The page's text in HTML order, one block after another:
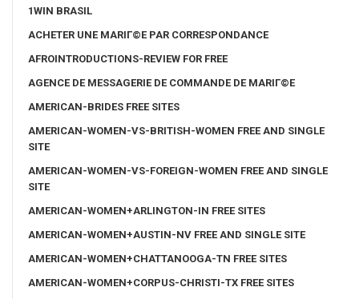
1WIN BRASIL
ACHETER UNE MARIГ©E PAR CORRESPONDANCE
AFROINTRODUCTIONS-REVIEW FOR FREE
AGENCE DE MESSAGERIE DE COMMANDE DE MARIГ©E
AMERICAN-BRIDES FREE SITES
AMERICAN-WOMEN-VS-BRITISH-WOMEN FREE AND SINGLE
SITE
AMERICAN-WOMEN-VS-FOREIGN-WOMEN FREE AND SINGLE
SITE
AMERICAN-WOMEN+ARLINGTON-IN FREE SITES
AMERICAN-WOMEN+AUSTIN-NV FREE AND SINGLE SITE
AMERICAN-WOMEN+CHATTANOOGA-TN FREE SITES
AMERICAN-WOMEN+CORPUS-CHRISTI-TX FREE SITES